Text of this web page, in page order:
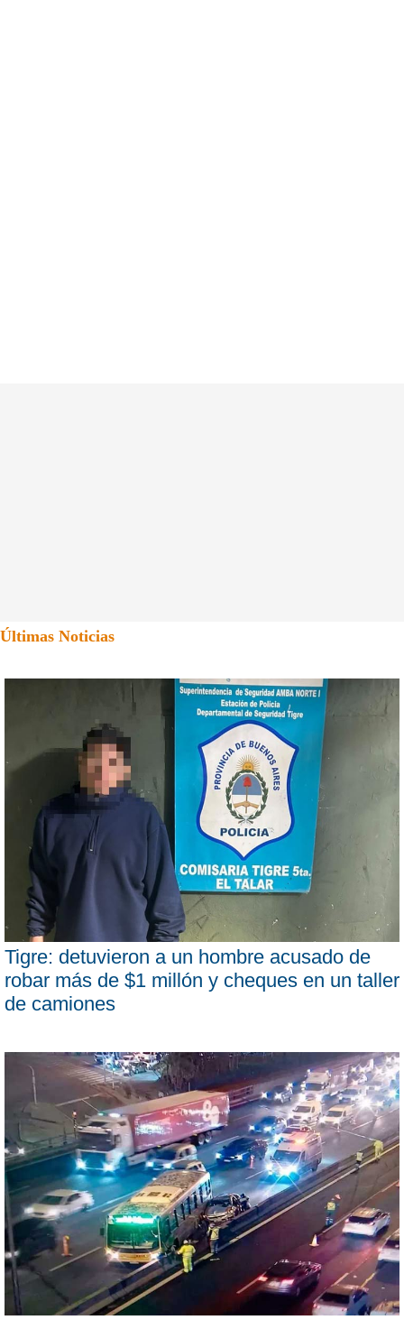
Últimas Noticias
Tigre: detuvieron a un hombre acusado de
robar más de $1 millón y cheques en un taller
de camiones